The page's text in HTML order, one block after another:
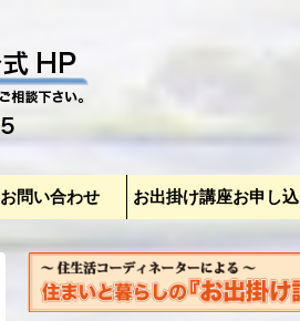
お問い合わせ お出掛け講座お申し込